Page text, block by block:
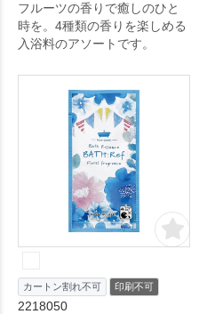
フルーツの香りで癒しのひと
時を。4種類の香りを楽しめる
入浴料のアソートです。
カートン割れ不可 印刷不可
2218050